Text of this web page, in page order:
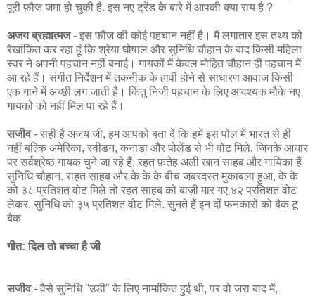
पूरी फ़ौज जमा हो चुकी है. इस नए ट्रेंड के बारे में आपकी क्या राय है ?
अजय ब्रह्मात्मज- इस फौज की कोई पहचान नहीं है। मैं लगातार इस तथ्‍य को
रेखांकित कर रहा हूं कि श्रेया घोषाल और सुनिधि चौहान के बाद किसी महिला
स्‍वर ने अपनी पहचान नहीं बनाई। गायकों में केवल मोहित चौहान ही पहचान में
आ रहे हैं। संगीत निर्देशन में तकनीक के हावी होने से साधारण आवाज किसी
एक गाने में अच्‍छी लग जाती है। किंतु निजी पहचान के लिए आवश्‍यक मौके नए
गायकों को नहीं मिल पा रहे हैं।
सजीव- सही है अजय जी, हम आपको बता दें कि हमें इस पोल में भारत से ही
नहीं बल्कि अमेरिका, स्वीडन, कनाडा और पोलेंड से भी वोट मिले. जिनके आधार
पर सर्वश्रेष्ठ गायक चुने जा रहे हैं, रहत फ़तेह अली खान साहब और गायिका हैं
सुनिधि चौहान. राहत साहब और के के के बीच जबरदस्त मुकाबला हुआ, के के
को ३८ प्रतिशत वोट मिले तो रहत साहब को बाज़ी मार गए ४२ प्रतिशत वोट
लेकर. सुनिधि को ३५ प्रतिशत वोट मिले. सुनते हैं इन दों फनकारों को बैक टू
बैक
गीत: दिल तो बच्चा है जी
सजीव- वैसे सुनिधि "उडी" के लिए नामांकित हुई थी, पर वो जरा बाद में,